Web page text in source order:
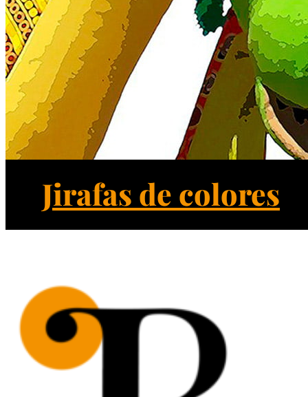
Jirafas de colores